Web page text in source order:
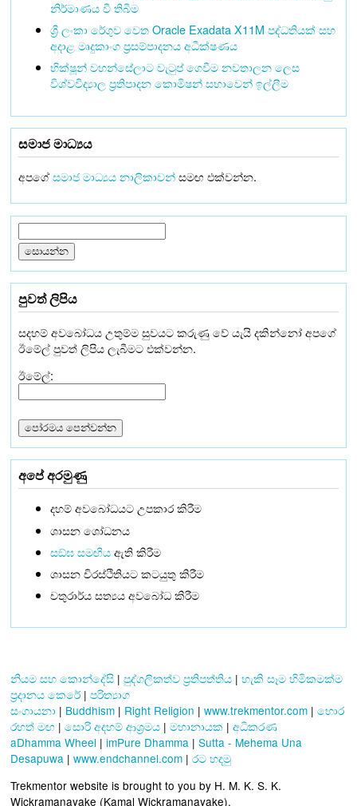
නිර්මාණය වී තිබීම
ශ්‍රී ලංකා රේගුව වෙත Oracle Exadata X11M පද්ධතියක් සහ
අදාළ මෘදුකාංග ප්‍රසම්පාදනය අධීක්ෂණය
භික්ෂූන් වහන්සේලාට වැටුප් ගෙවීම නවතාලන ලෙස
විශ්වවිද්‍යාල ප්‍රතිපාදන කොමිෂන් සභාවෙන් ඉල්ලීම
සමාජ මාධ්‍යය
අපගේසමාජ මාධ්‍යය නාලිකාවන්සමඟ එක්වන්න.
පුවත් ලිපිය
සදහම් අවබෝධය උතුම්ම සුවයට කරුණු වේ යැයි දකින්නෝ අපගේ
ඊමේල් පුවත් ලිපිය ලැබීමට එක්වන්න.
ඊමේල්:
අපේ අරමුණු
දහම් අවබෝධයට උපකාර කිරීම
ශාසන ශෝධනය
සඞ්‌ඝ සමඟියඇති කිරීම
ශාසන චිරස්ථිතියට කටයුතු කිරීම
චතුරාර්ය සත්‍යය අවබෝධ කිරීම
නියම සහ කොන්දේසි | පුද්ගලිකත්ව ප්‍රතිපත්තිය | හැකි සෑම හිමිකමක්ම
ප්‍රදානය කෙරේ | පරිත්‍යාග
සංගායනා | Buddhism | Right Religion | www.trekmentor.com | හොර
රහත් මඟ | සොරි අදහම් ආශ්‍රමය | මහානායක | අධිකරණ
aDhamma Wheel | imPure Dhamma | Sutta - Mehema Una
Desapuwa | www.endchannel.com | රට හදමු
Trekmentor website is brought to you by H. M. K. S. K.
Wickramanayake (Kamal Wickramanayake).